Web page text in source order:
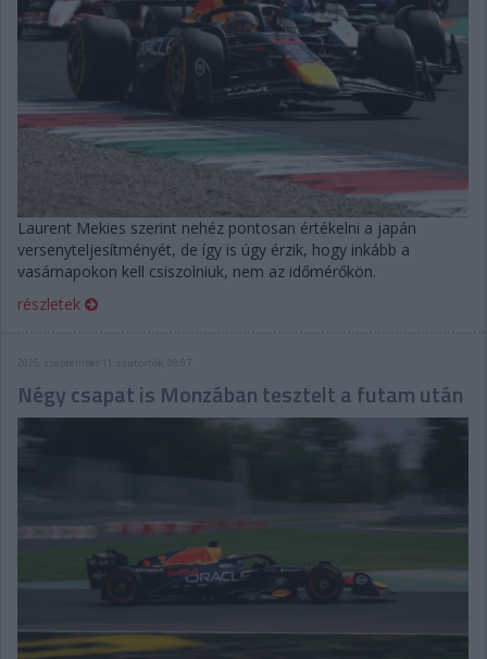
Laurent Mekies szerint nehéz pontosan értékelni a japán
versenyteljesítményét, de így is úgy érzik, hogy inkább a
vasárnapokon kell csiszolniuk, nem az időmérőkön.
részletek
2025. szeptember 11. csütörtök, 08:07
Négy csapat is Monzában tesztelt a futam után